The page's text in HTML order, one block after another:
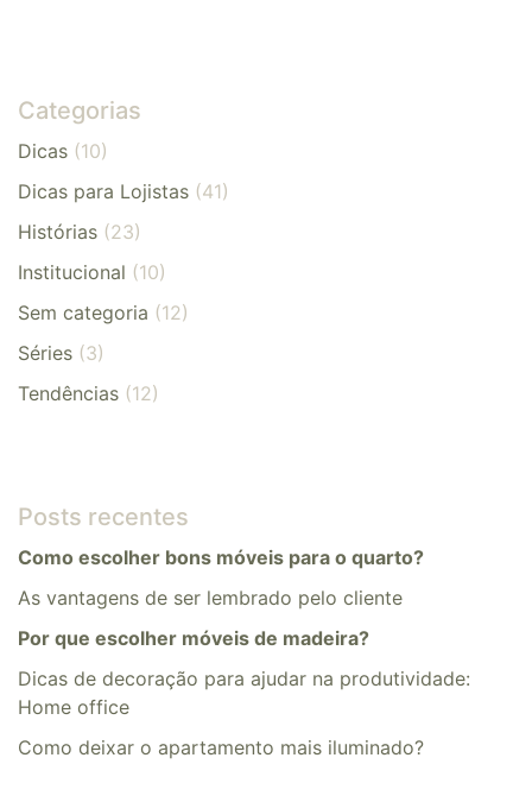
Categorias
Dicas (10)
Dicas para Lojistas (41)
Histórias (23)
Institucional (10)
Sem categoria (12)
Séries (3)
Tendências (12)
Posts recentes
Como escolher bons móveis para o quarto?
As vantagens de ser lembrado pelo cliente
Por que escolher móveis de madeira?
Dicas de decoração para ajudar na produtividade:
Home office
​​Como deixar o apartamento mais iluminado?